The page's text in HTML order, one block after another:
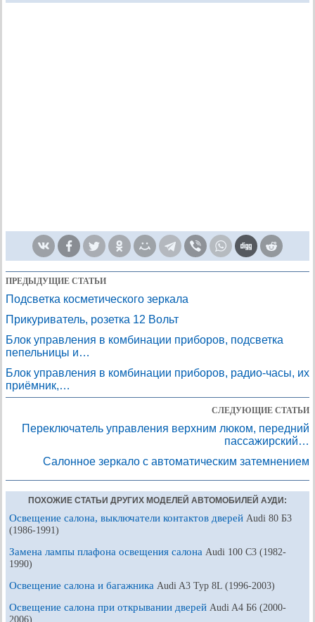
ПРЕДЫДУЩИЕ СТАТЬИ
Подсветка косметического зеркала
Прикуриватель, розетка 12 Вольт
Блок управления в комбинации приборов, подсветка
пепельницы и…
Блок управления в комбинации приборов, радио-часы, их
приёмник,…
СЛЕДУЮЩИЕ СТАТЬИ
Переключатель управления верхним люком, передний
пассажирский…
Салонное зеркало с автоматическим затемнением
ПОХОЖИЕ СТАТЬИ ДРУГИХ МОДЕЛЕЙ АВТОМОБИЛЕЙ АУДИ:
Освещение салона, выключатели контактов дверей Audi 80 Б3
(1986-1991)
Замена лампы плафона освещения салона Audi 100 С3 (1982-
1990)
Освещение салона и багажника Audi A3 Typ 8L (1996-2003)
Освещение салона при открывании дверей Audi A4 Б6 (2000-
2006)